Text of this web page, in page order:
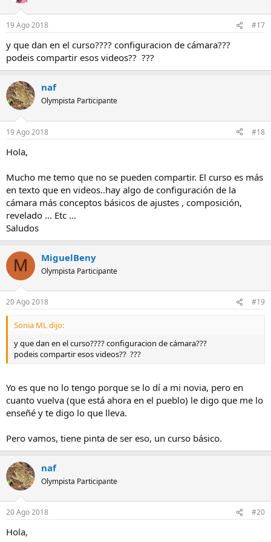
19 Ago 2018 #17
y que dan en el curso???? configuracion de cámara???
podeis compartir esos videos?? ???
naf
Olympista Participante
19 Ago 2018 #18
Hola,
Mucho me temo que no se pueden compartir. El curso es más
en texto que en videos..hay algo de configuración de la
cámara más conceptos básicos de ajustes , composición,
revelado ... Etc ...
Saludos
M MiguelBeny
Olympista Participante
20 Ago 2018 #19
Sonia ML dijo:
y que dan en el curso???? configuracion de cámara???
podeis compartir esos videos?? ???
Yo es que no lo tengo porque se lo dí a mi novia, pero en
cuanto vuelva (que está ahora en el pueblo) le digo que me lo
enseñé y te digo lo que lleva.
Pero vamos, tiene pinta de ser eso, un curso básico.
naf
Olympista Participante
20 Ago 2018 #20
Hola,